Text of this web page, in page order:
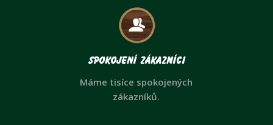
Spokojení zákazníci
Máme tisíce spokojených
zákazníků.